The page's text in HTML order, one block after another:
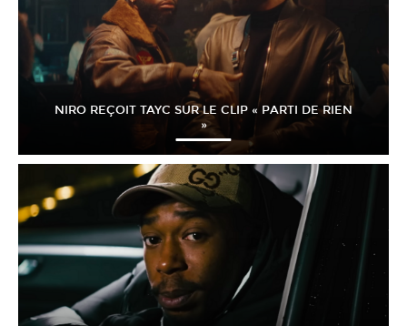
NIRO REÇOIT TAYC SUR LE CLIP « PARTI DE RIEN
»